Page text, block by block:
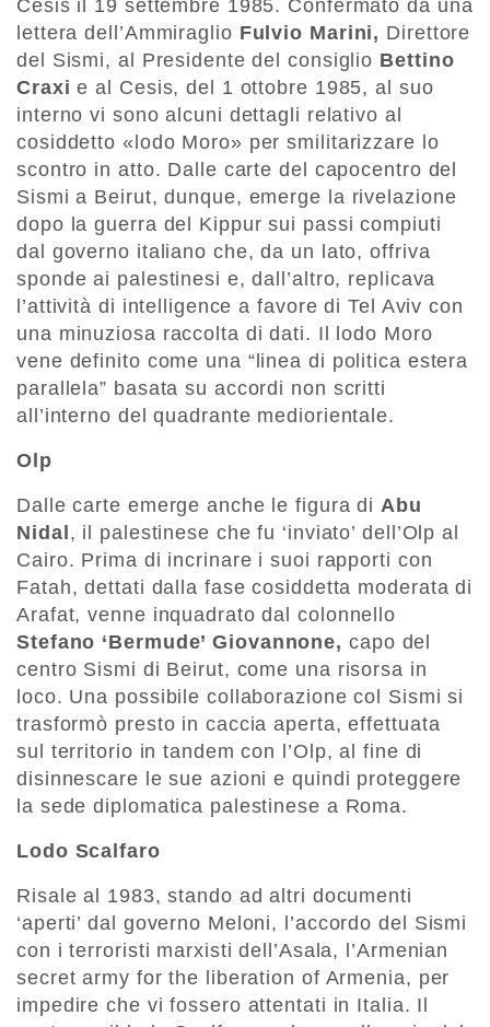
Cesis il 19 settembre 1985. Confermato da una
lettera dell’Ammiraglio Fulvio Marini, Direttore
del Sismi, al Presidente del consiglio Bettino
Craxi e al Cesis, del 1 ottobre 1985, al suo
interno vi sono alcuni dettagli relativo al
cosiddetto «lodo Moro» per smilitarizzare lo
scontro in atto. Dalle carte del capocentro del
Sismi a Beirut, dunque, emerge la rivelazione
dopo la guerra del Kippur sui passi compiuti
dal governo italiano che, da un lato, offriva
sponde ai palestinesi e, dall’altro, replicava
l’attività di intelligence a favore di Tel Aviv con
una minuziosa raccolta di dati. Il lodo Moro
vene definito come una “linea di politica estera
parallela” basata su accordi non scritti
all’interno del quadrante mediorientale.
Olp
Dalle carte emerge anche le figura di Abu
Nidal, il palestinese che fu ‘inviato’ dell’Olp al
Cairo. Prima di incrinare i suoi rapporti con
Fatah, dettati dalla fase cosiddetta moderata di
Arafat, venne inquadrato dal colonnello
Stefano ‘Bermude’ Giovannone, capo del
centro Sismi di Beirut, come una risorsa in
loco. Una possibile collaborazione col Sismi si
trasformò presto in caccia aperta, effettuata
sul territorio in tandem con l’Olp, al fine di
disinnescare le sue azioni e quindi proteggere
la sede diplomatica palestinese a Roma.
Lodo Scalfaro
Risale al 1983, stando ad altri documenti
‘aperti’ dal governo Meloni, l’accordo del Sismi
con i terroristi marxisti dell’Asala, l’Armenian
secret army for the liberation of Armenia, per
impedire che vi fossero attentati in Italia. Il